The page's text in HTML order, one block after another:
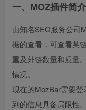
一、MOZ插件简介
由知名SEO服务公司
据的查看，可查看某
重及外链数量和质量
情况。
现在的MozBar需要
到的信息具备局限性。